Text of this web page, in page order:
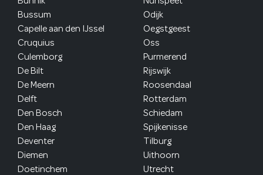
Bussum
Capelle aan den IJssel
Cruquius
Culemborg
De Bilt
De Meern
Delft
Den Bosch
Den Haag
Deventer
Diemen
Doetinchem
Odijk
Oegstgeest
Oss
Purmerend
Rijswijk
Roosendaal
Rotterdam
Schiedam
Spijkenisse
Tilburg
Uithoorn
Utrecht